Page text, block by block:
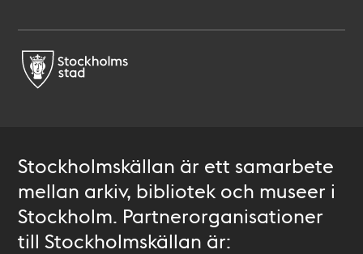
Stockholmskällan är ett samarbete
mellan arkiv, bibliotek och museer i
Stockholm. Partnerorganisationer
till Stockholmskällan är: